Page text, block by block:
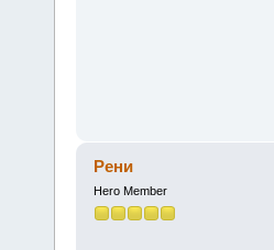
Рени
Hero Member